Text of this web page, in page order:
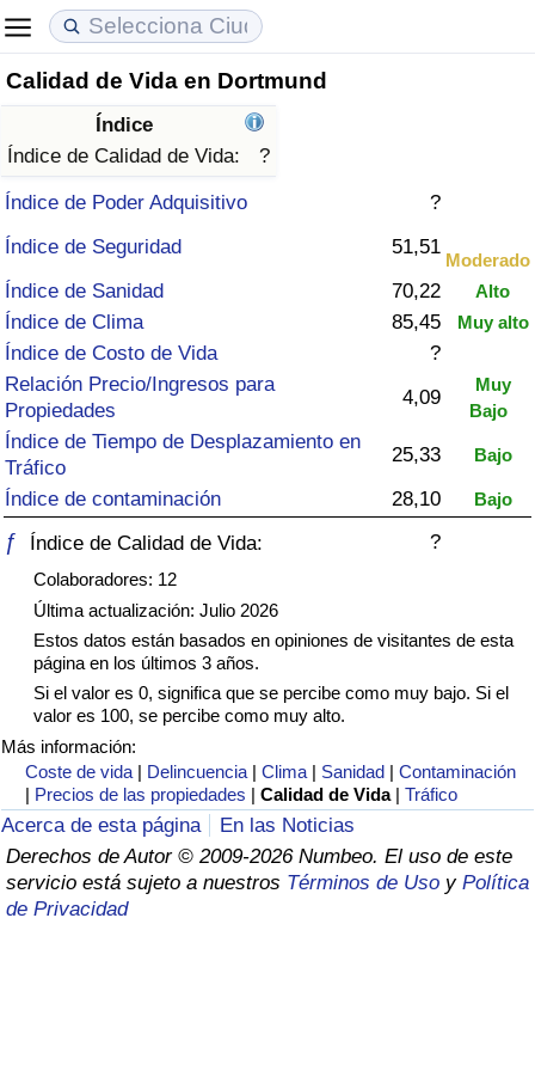
Calidad de Vida en Dortmund
Índice
Índice de Calidad de Vida:
?
Índice de Poder Adquisitivo
?
Índice de Seguridad
51,51
Moderado
Índice de Sanidad 70,22 Alto
Índice de Clima 85,45 Muy alto
Índice de Costo de Vida
?
Relación Precio/Ingresos para
Propiedades
4,09
Muy
Bajo
Índice de Tiempo de Desplazamiento en
Tráfico
25,33 Bajo
Índice de contaminación 28,10 Bajo
ƒ Índice de Calidad de Vida: ?
Colaboradores: 12
Última actualización: Julio 2026
Estos datos están basados en opiniones de visitantes de esta
página en los últimos 3 años.
Si el valor es 0, significa que se percibe como muy bajo. Si el
valor es 100, se percibe como muy alto.
Más información:
Coste de vida | Delincuencia |Clima | Sanidad |Contaminación
| Precios de las propiedades |Calidad de Vida |Tráfico
Acerca de esta página
En las Noticias
Derechos de Autor © 2009-2026 Numbeo. El uso de este
servicio está sujeto a nuestros Términos de Uso y Política
de Privacidad
Coste de vida
Índice de Costo de Vida (Actual)
Índice de Costo de Vida
en aqaba
Precios de las propiedades
Índice de Precios de Inmuebles (Actual)
Índice de Precios de Inmuebles
Calidad de Vida
Índice de Calidad de Vida
Índice de Calidad de Vida (Actual)
Delincuencia
Calificación del Índice de Criminalidad
(Actual)
Índice de Criminalidad
Índice de criminalidad por país
Sanidad
Índice de Sanidad (Actual)
Índice de Sanidad
Índice de Sanidad por País
Contaminación
Índice de Contaminación (Actual)